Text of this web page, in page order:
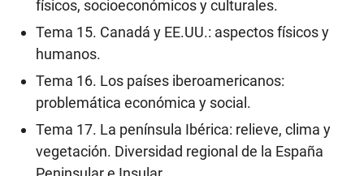
físicos, socioeconómicos y culturales.
Tema 15. Canadá y EE.UU.: aspectos físicos y
humanos.
Tema 16. Los países iberoamericanos:
problemática económica y social.
Tema 17. La península Ibérica: relieve, clima y
vegetación. Diversidad regional de la España